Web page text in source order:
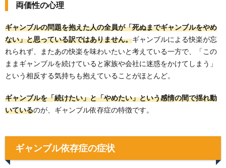
両価性の心理
ギャンブルの問題を抱えた人の全員が「死ぬまでギャンブルをやめ
ない」と思っている訳ではありません。ギャンブルによる快楽が忘
れられず、またあの快楽を味わいたいと考えている一方で、「この
ままギャンブルを続けていると家族や会社に迷惑をかけてしまう」
という相反する気持ちも抱えていることがほとんど。
ギャンブルを「続けたい」と「やめたい」という感情の間で揺れ動
いているのが、ギャンブル依存症の特徴です。
ギャンブル依存症の症状